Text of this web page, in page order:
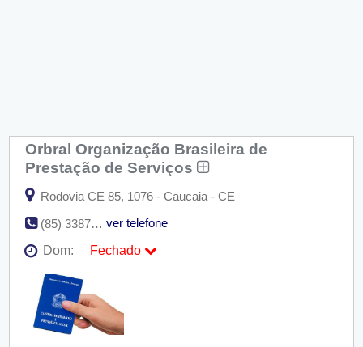
Orbral Organização Brasileira de
Prestação de Serviços
Rodovia CE 85, 1076 - Caucaia - CE
(85) 3387-8400 / (85) 3387-8429
ver telefone
Dom:
Fechado
Seg:
Ter:
Qua:
09:00 - 18:00
Qui:
09:00 - 18:00
Sex:
09:00 - 18:00